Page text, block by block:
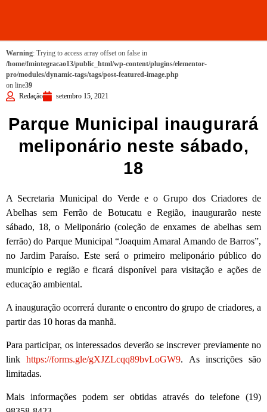
Warning: Trying to access array offset on false in
/home/fmintegracao13/public_html/wp-content/plugins/elementor-
pro/modules/dynamic-tags/tags/post-featured-image.php
on line39
Redação
setembro 15, 2021
Parque Municipal inaugurará
meliponário neste sábado,
18
A Secretaria Municipal do Verde e o Grupo dos Criadores de
Abelhas sem Ferrão de Botucatu e Região, inaugurarão neste
sábado, 18, o Meliponário (coleção de enxames de abelhas sem
ferrão) do Parque Municipal “Joaquim Amaral Amando de Barros”,
no Jardim Paraíso. Este será o primeiro meliponário público do
município e região e ficará disponível para visitação e ações de
educação ambiental.
A inauguração ocorrerá durante o encontro do grupo de criadores, a
partir das 10 horas da manhã.
Para participar, os interessados deverão se inscrever previamente no
linkhttps://forms.gle/gXJZLcqq89bvLoGW9. As inscrições são
limitadas.
Mais informações podem ser obtidas através do telefone (19)